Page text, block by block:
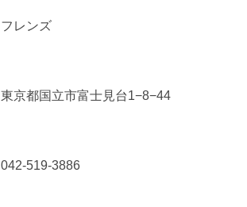
フレンズ
東京都国立市富士見台1−8−44
042-519-3886